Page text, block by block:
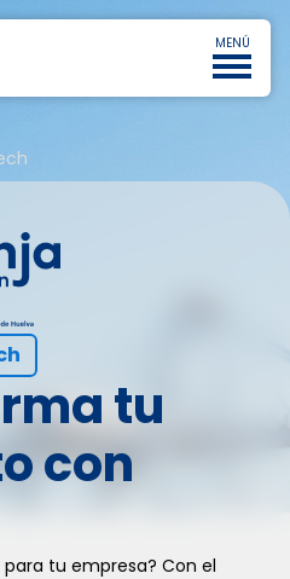
MENÚ
tu
con
tu empresa? Con el